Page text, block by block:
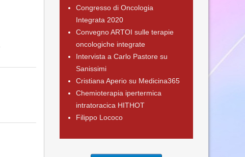
Congresso di Oncologia
Integrata 2020
Convegno ARTOI sulle terapie
oncologiche integrate
Intervista a Carlo Pastore su
Sanissimi
Cristiana Aperio su Medicina365
Chemioterapia ipertermica
intratoracica HITHOT
Filippo Lococo